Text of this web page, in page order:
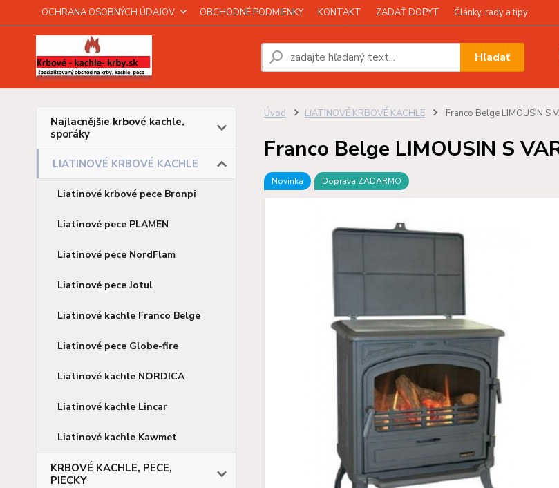
OCHRANA OSOBNÝCH ÚDAJOV OBCHODNÉ PODMIENKY KONTAKT ZADAŤ DOPYT Články, rady a tipy
Hľadať
Najlacnějšie krbové kachle,
sporáky
LIATINOVÉ KRBOVÉ KACHLE
Liatinové krbové pece Bronpi
Liatinové pece PLAMEN
Liatinové pece NordFlam
Liatinové pece Jotul
Liatinové kachle Franco Belge
Liatinové pece Globe-fire
Liatinové kachle NORDICA
Liatinové kachle Lincar
Liatinové kachle Kawmet
KRBOVÉ KACHLE, PECE,
PIECKY
Úvod LIATINOVÉ KRBOVÉ KACHLE Franco Belge LIMOUSIN S
Franco Belge LIMOUSIN S
Novinka Doprava ZADARMO